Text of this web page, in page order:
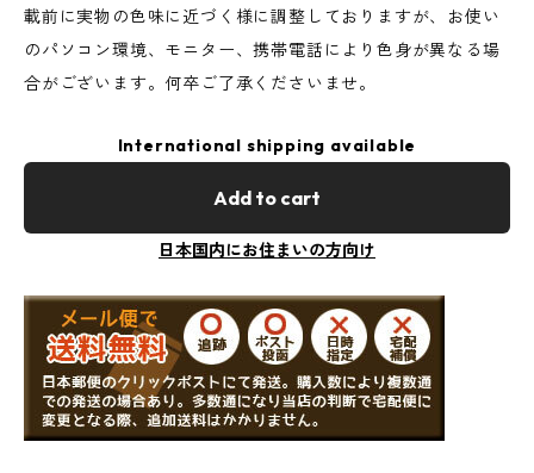
載前に実物の色味に近づく様に調整しておりますが、お使い
のパソコン環境、モニター、携帯電話により色身が異なる場
合がございます。何卒ご了承くださいませ。
International shipping available
Add to cart
日本国内にお住まいの方向け